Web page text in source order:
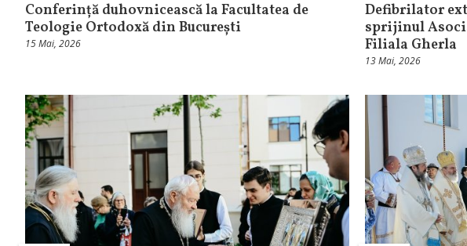
Conferință duhovnicească la Facultatea de
Teologie Ortodoxă din București
15 Mai, 2026
Defibrilator
sprijinul
Filiala Gherla
13 Mai, 2026